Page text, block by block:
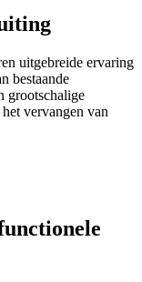
uitgebreide ervaring
bestaande
grootschalige
vervangen van